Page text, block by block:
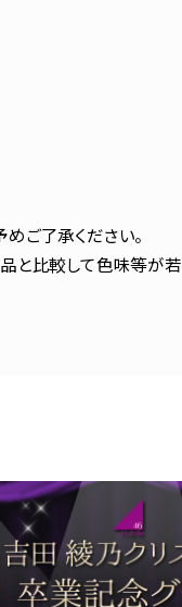
ご了承ください。
と比較して色味等が若